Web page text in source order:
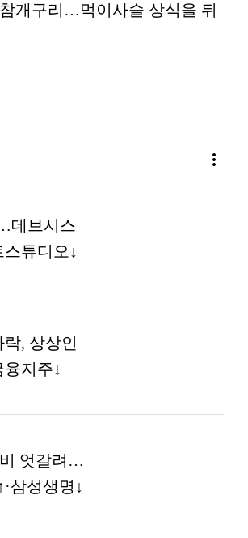
개구리…먹이사슬 상식을 뒤
more_vert
데브시스
스튜디오↓
, 상상인
융지주↓
엇갈려…
삼성생명↓